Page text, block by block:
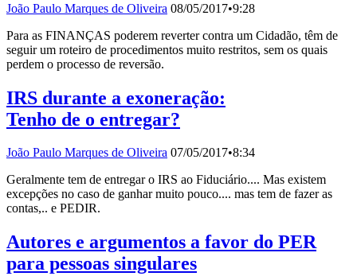
João Paulo Marques de Oliveira 08/05/2017•9:28
Para as FINANÇAS poderem reverter contra um Cidadão, têm de
seguir um roteiro de procedimentos muito restritos, sem os quais
perdem o processo de reversão.
IRS durante a exoneração:
Tenho de o entregar?
João Paulo Marques de Oliveira 07/05/2017•8:34
Geralmente tem de entregar o IRS ao Fiduciário.... Mas existem
excepções no caso de ganhar muito pouco.... mas tem de fazer as
contas,.. e PEDIR.
Autores e argumentos a favor do PER
para pessoas singulares